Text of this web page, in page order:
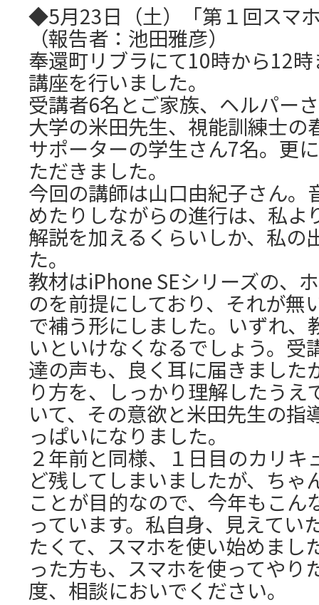
◆5月23日（土）「第１回スマ
（報告者：池田雅彦）
奉還町リブラにて10時から12
講座を行いました。
受講者6名とご家族、ヘルパー
大学の米田先生、視能訓練士の
サポーターの学生さん7名。更
ただきました。
今回の講師は山口由紀子さん。
めたりしながらの進行は、私よ
解説を加えるくらいしか、私の
た。
教材はiPhone SEシリーズの、
のを前提にしており、それが無
で補う形にしました。いずれ、
いといけなくなるでしょう。受
達の声も、良く耳に届きました
り方を、しっかり理解したうえ
いて、その意欲と米田先生の指
っぱいになりました。
２年前と同様、１日目のカリ
ど残してしまいましたが、ちゃ
ことが目的なので、今年もこん
っています。私自身、見えてい
たくて、スマホを使い始めまし
った方も、スマホを使ってやり
度、相談においでください。